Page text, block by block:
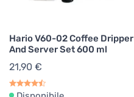
Hario V60-02 Coffee Dripper
And Server Set 600 ml
21,90 €